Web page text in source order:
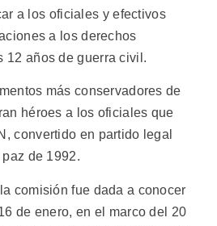
a los oficiales y efectivos
a los derechos
12 años de guerra civil.
más conservadores de
héroes a los oficiales que
convertido en partido legal
de 1992.
comisión fue dada a conocer
de enero, en el marco del 20